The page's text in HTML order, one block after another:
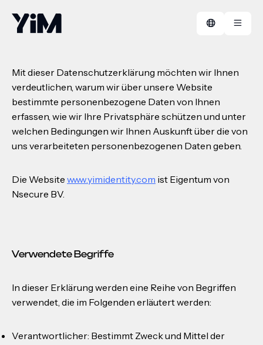
Manifest
Erfolgsgeschichten
FAQ
Kontakt
Datenschutzbestimmungen
Mit dieser Datenschutzerklärung möchten wir Ihnen
verdeutlichen, warum wir über unsere Website
bestimmte personenbezogene Daten von Ihnen
erfassen, wie wir Ihre Privatsphäre schützen und unter
welchen Bedingungen wir Ihnen Auskunft über die von
uns verarbeiteten personenbezogenen Daten geben.
Die Website www.yimidentity.com ist Eigentum von
Nsecure BV.
Verwendete Begriffe
In dieser Erklärung werden eine Reihe von Begriffen
verwendet, die im Folgenden erläutert werden:
Verantwortlicher: Bestimmt Zweck und Mittel der